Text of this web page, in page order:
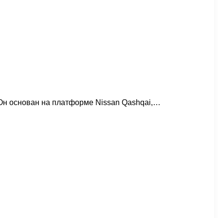
основан на платформе Nissan Qashqai,…